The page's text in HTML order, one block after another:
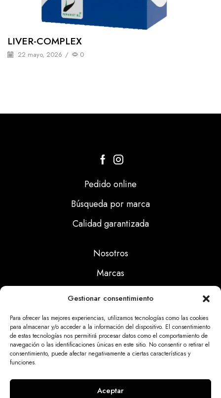
Gestionar consentimiento
Para ofrecer las mejores experiencias, utilizamos tecnologías como las cookies
para almacenar y/o acceder a la información del dispositivo. El consentimiento
de estas tecnologías nos permitirá procesar datos como el comportamiento de
navegación o las identificaciones únicas en este sitio. No consentir o retirar el
consentimiento, puede afectar negativamente a ciertas características y
funciones.
Aceptar
LIVER-COMPLEX
22 mayo, 2026 / 0
Pedido online
Búsqueda por marca
Calidad garantizada
Nosotros
Marcas
Noticias
Aviso Legal
Politicas Cookies